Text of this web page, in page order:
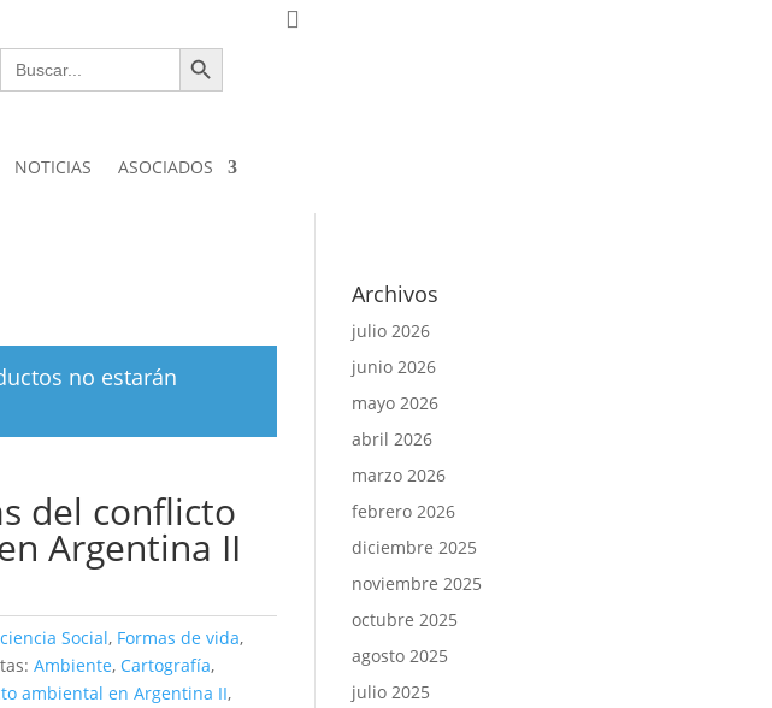
Buscar:
Botón de búsqueda
NOTICIAS ASOCIADOS
no estarán
del conflicto
Argentina II
Social, Formas de vida,
Ambiente, Cartografía,
ambiental en Argentina II,
Archivos
julio 2026
junio 2026
mayo 2026
abril 2026
marzo 2026
febrero 2026
diciembre 2025
noviembre 2025
octubre 2025
agosto 2025
julio 2025